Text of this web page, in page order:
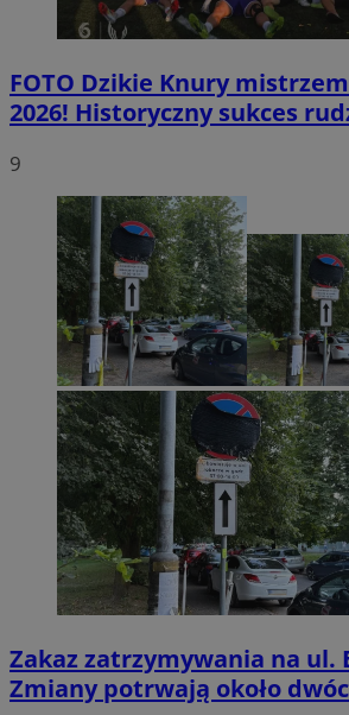
FOTO Dzikie Knury mistrzem
2026! Historyczny sukces
9
Zakaz zatrzymywania na ul.
Zmiany potrwają około